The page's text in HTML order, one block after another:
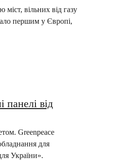
вільних від газу
першим у Європі,
панелі від
Greenpeace
для
України».